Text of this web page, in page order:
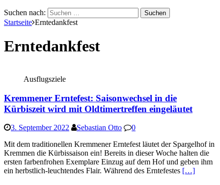
Suchen nach:
Startseite Erntedankfest
Erntedankfest
Ausflugsziele
Kremmener Erntefest: Saisonwechsel in die
Kürbiszeit wird mit Oldtimertreffen eingeläutet
3. September 2022 Sebastian Otto
0
Mit dem traditionellen Kremmener Erntefest läutet der Spargelhof in
Kremmen die Kürbissaison ein! Bereits in dieser Woche halten die
ersten farbenfrohen Exemplare Einzug auf dem Hof und geben ihm
ein herbstlich-leuchtendes Flair. Während des Erntefestes […]